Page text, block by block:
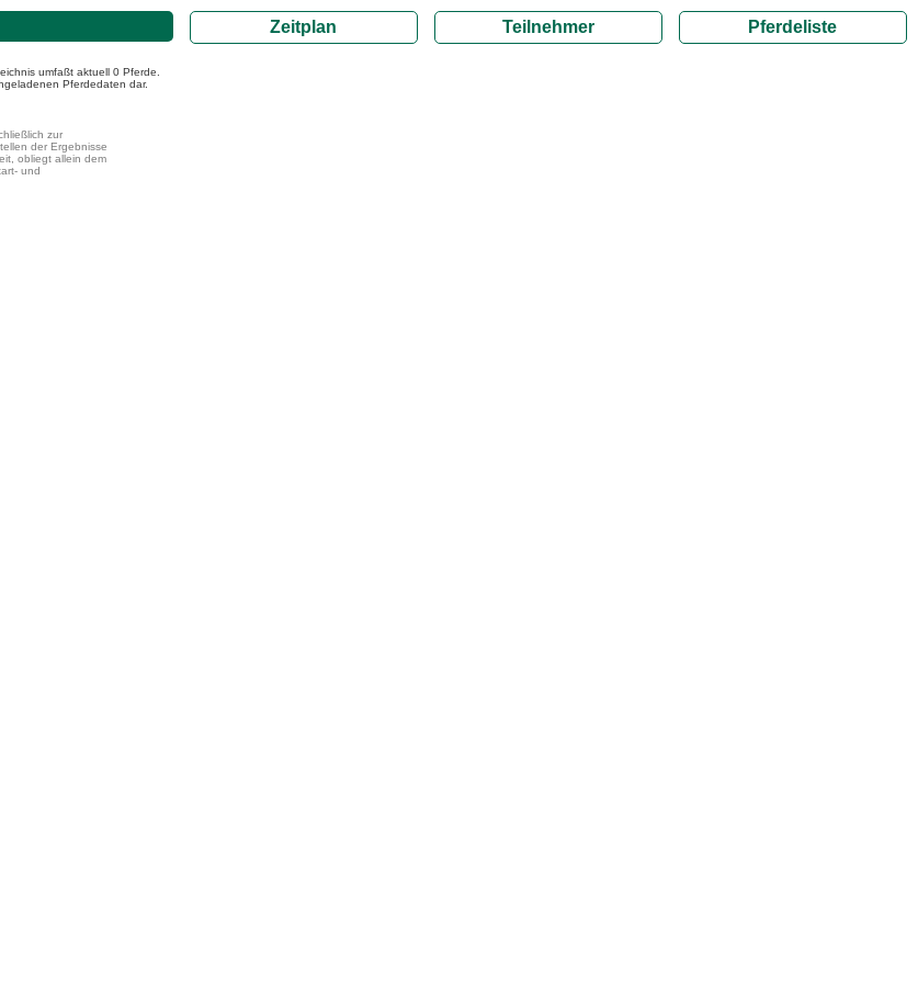
Zeitplan Teilnehmer Pferdeliste
umfaßt aktuell 0 Pferde.
Pferdedaten dar.
zur
der Ergebnisse
obliegt allein dem
und